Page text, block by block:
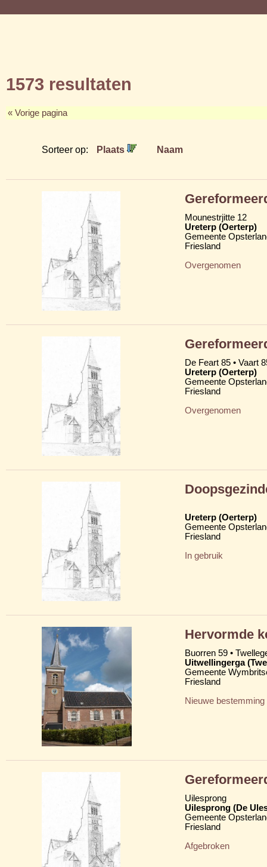
1573 resultaten
« Vorige pagina
Sorteer op: Plaats Naam
Mounestrjitte 12
Ureterp (Oerterp)
Gemeente
Friesland
Overgenomen
De Feart 85 • Vaart
Ureterp (Oerterp)
Gemeente
Friesland
Overgenomen
Ureterp (Oerterp)
Gemeente
Friesland
In gebruik
Hervormde
Buorren 59 •
Uitwellingerga
Gemeente
Friesland
Nieuwe bestemming
Uilesprong
Uilesprong (De
Gemeente
Friesland
Afgebroken